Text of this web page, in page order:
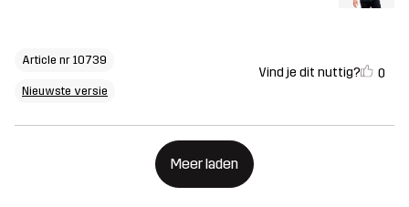
Article nr 10739
Nieuwste versie
Vind je dit nuttig? 0
Meer laden